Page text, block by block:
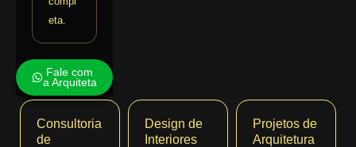
eta.
Fale com
a Arquiteta
Consultoria
de
Design de
Interiores
Projetos de
Arquitetura